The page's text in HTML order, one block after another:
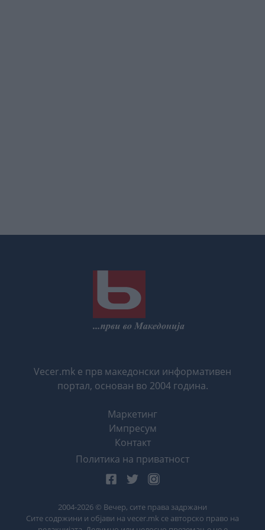
Vecer.mk е прв македонски информативен
портал, основан во 2004 година.
Маркетинг
Импресум
Контакт
Политика на приватност
2004-2026 © Вечер, сите права задржани
Сите содржини и објави на vecer.mk се авторско право на